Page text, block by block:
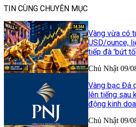
TIN CÙNG CHUYÊN MỤC
Vàng vừa có
USD/ounce,
tiếp đà 'bứt
Chủ Nhật 09/
Vàng bạc Đá
lên tiếng sau
động kinh
Chủ Nhật 09/